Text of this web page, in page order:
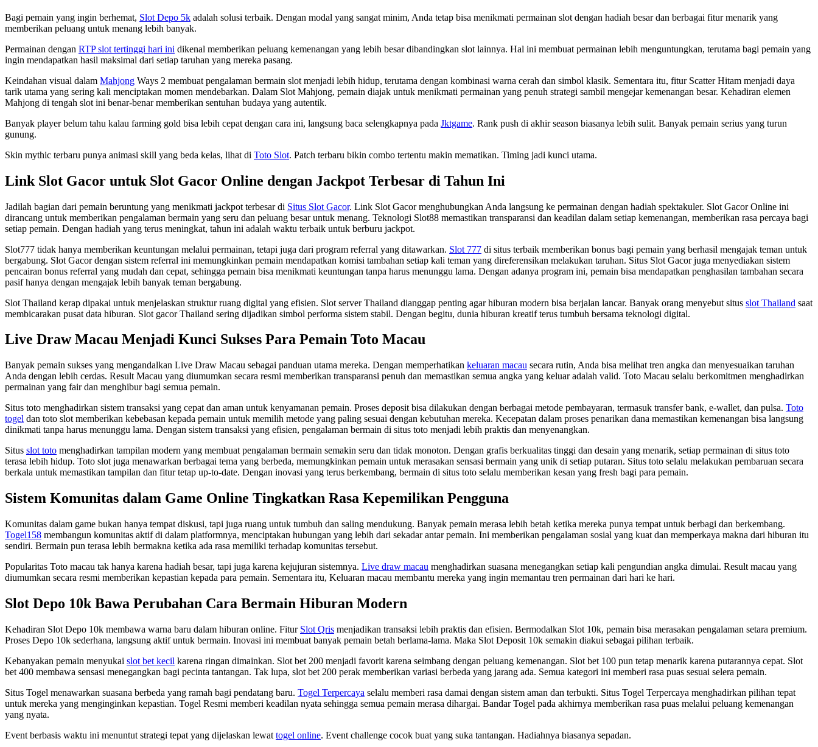
Bagi pemain yang ingin berhemat, Slot Depo 5k adalah solusi terbaik. Dengan modal yang sangat minim, Anda tetap bisa menikmati permainan slot dengan hadiah besar dan berbagai fitur menarik yang
memberikan peluang untuk menang lebih banyak.
Permainan dengan RTP slot tertinggi hari ini dikenal memberikan peluang kemenangan yang lebih besar dibandingkan slot lainnya. Hal ini membuat permainan lebih menguntungkan, terutama bagi pemain yang
ingin mendapatkan hasil maksimal dari setiap taruhan yang mereka pasang.
Keindahan visual dalam Mahjong Ways 2 membuat pengalaman bermain slot menjadi lebih hidup, terutama dengan kombinasi warna cerah dan simbol klasik. Sementara itu, fitur Scatter Hitam menjadi daya
tarik utama yang sering kali menciptakan momen mendebarkan. Dalam Slot Mahjong, pemain diajak untuk menikmati permainan yang penuh strategi sambil mengejar kemenangan besar. Kehadiran elemen
Mahjong di tengah slot ini benar-benar memberikan sentuhan budaya yang autentik.
Banyak player belum tahu kalau farming gold bisa lebih cepat dengan cara ini, langsung baca selengkapnya pada Jktgame. Rank push di akhir season biasanya lebih sulit. Banyak pemain serius yang turun
gunung.
Skin mythic terbaru punya animasi skill yang beda kelas, lihat di Toto Slot. Patch terbaru bikin combo tertentu makin mematikan. Timing jadi kunci utama.
Link Slot Gacor untuk Slot Gacor Online dengan Jackpot Terbesar di Tahun Ini
Jadilah bagian dari pemain beruntung yang menikmati jackpot terbesar di Situs Slot Gacor. Link Slot Gacor menghubungkan Anda langsung ke permainan dengan hadiah spektakuler. Slot Gacor Online ini
dirancang untuk memberikan pengalaman bermain yang seru dan peluang besar untuk menang. Teknologi Slot88 memastikan transparansi dan keadilan dalam setiap kemenangan, memberikan rasa percaya bagi
setiap pemain. Dengan hadiah yang terus meningkat, tahun ini adalah waktu terbaik untuk berburu jackpot.
Slot777 tidak hanya memberikan keuntungan melalui permainan, tetapi juga dari program referral yang ditawarkan. Slot 777 di situs terbaik memberikan bonus bagi pemain yang berhasil mengajak teman untuk
bergabung. Slot Gacor dengan sistem referral ini memungkinkan pemain mendapatkan komisi tambahan setiap kali teman yang direferensikan melakukan taruhan. Situs Slot Gacor juga menyediakan sistem
pencairan bonus referral yang mudah dan cepat, sehingga pemain bisa menikmati keuntungan tanpa harus menunggu lama. Dengan adanya program ini, pemain bisa mendapatkan penghasilan tambahan secara
pasif hanya dengan mengajak lebih banyak teman bergabung.
Slot Thailand kerap dipakai untuk menjelaskan struktur ruang digital yang efisien. Slot server Thailand dianggap penting agar hiburan modern bisa berjalan lancar. Banyak orang menyebut situs slot Thailand saat
membicarakan pusat data hiburan. Slot gacor Thailand sering dijadikan simbol performa sistem stabil. Dengan begitu, dunia hiburan kreatif terus tumbuh bersama teknologi digital.
Live Draw Macau Menjadi Kunci Sukses Para Pemain Toto Macau
Banyak pemain sukses yang mengandalkan Live Draw Macau sebagai panduan utama mereka. Dengan memperhatikan keluaran macau secara rutin, Anda bisa melihat tren angka dan menyesuaikan taruhan
Anda dengan lebih cerdas. Result Macau yang diumumkan secara resmi memberikan transparansi penuh dan memastikan semua angka yang keluar adalah valid. Toto Macau selalu berkomitmen menghadirkan
permainan yang fair dan menghibur bagi semua pemain.
Situs toto menghadirkan sistem transaksi yang cepat dan aman untuk kenyamanan pemain. Proses deposit bisa dilakukan dengan berbagai metode pembayaran, termasuk transfer bank, e-wallet, dan pulsa. Toto
togel dan toto slot memberikan kebebasan kepada pemain untuk memilih metode yang paling sesuai dengan kebutuhan mereka. Kecepatan dalam proses penarikan dana memastikan kemenangan bisa langsung
dinikmati tanpa harus menunggu lama. Dengan sistem transaksi yang efisien, pengalaman bermain di situs toto menjadi lebih praktis dan menyenangkan.
Situs slot toto menghadirkan tampilan modern yang membuat pengalaman bermain semakin seru dan tidak monoton. Dengan grafis berkualitas tinggi dan desain yang menarik, setiap permainan di situs toto
terasa lebih hidup. Toto slot juga menawarkan berbagai tema yang berbeda, memungkinkan pemain untuk merasakan sensasi bermain yang unik di setiap putaran. Situs toto selalu melakukan pembaruan secara
berkala untuk memastikan tampilan dan fitur tetap up-to-date. Dengan inovasi yang terus berkembang, bermain di situs toto selalu memberikan kesan yang fresh bagi para pemain.
Sistem Komunitas dalam Game Online Tingkatkan Rasa Kepemilikan Pengguna
Komunitas dalam game bukan hanya tempat diskusi, tapi juga ruang untuk tumbuh dan saling mendukung. Banyak pemain merasa lebih betah ketika mereka punya tempat untuk berbagi dan berkembang.
Togel158 membangun komunitas aktif di dalam platformnya, menciptakan hubungan yang lebih dari sekadar antar pemain. Ini memberikan pengalaman sosial yang kuat dan memperkaya makna dari hiburan itu
sendiri. Bermain pun terasa lebih bermakna ketika ada rasa memiliki terhadap komunitas tersebut.
Popularitas Toto macau tak hanya karena hadiah besar, tapi juga karena kejujuran sistemnya. Live draw macau menghadirkan suasana menegangkan setiap kali pengundian angka dimulai. Result macau yang
diumumkan secara resmi memberikan kepastian kepada para pemain. Sementara itu, Keluaran macau membantu mereka yang ingin memantau tren permainan dari hari ke hari.
Slot Depo 10k Bawa Perubahan Cara Bermain Hiburan Modern
Kehadiran Slot Depo 10k membawa warna baru dalam hiburan online. Fitur Slot Qris menjadikan transaksi lebih praktis dan efisien. Bermodalkan Slot 10k, pemain bisa merasakan pengalaman setara premium.
Proses Depo 10k sederhana, langsung aktif untuk bermain. Inovasi ini membuat banyak pemain betah berlama-lama. Maka Slot Deposit 10k semakin diakui sebagai pilihan terbaik.
Kebanyakan pemain menyukai slot bet kecil karena ringan dimainkan. Slot bet 200 menjadi favorit karena seimbang dengan peluang kemenangan. Slot bet 100 pun tetap menarik karena putarannya cepat. Slot
bet 400 membawa sensasi menegangkan bagi pecinta tantangan. Tak lupa, slot bet 200 perak memberikan variasi berbeda yang jarang ada. Semua kategori ini memberi rasa puas sesuai selera pemain.
Situs Togel menawarkan suasana berbeda yang ramah bagi pendatang baru. Togel Terpercaya selalu memberi rasa damai dengan sistem aman dan terbukti. Situs Togel Terpercaya menghadirkan pilihan tepat
untuk mereka yang menginginkan kepastian. Togel Resmi memberi keadilan nyata sehingga semua pemain merasa dihargai. Bandar Togel pada akhirnya memberikan rasa puas melalui peluang kemenangan
yang nyata.
Event berbasis waktu ini menuntut strategi tepat yang dijelaskan lewat togel online. Event challenge cocok buat yang suka tantangan. Hadiahnya biasanya sepadan.